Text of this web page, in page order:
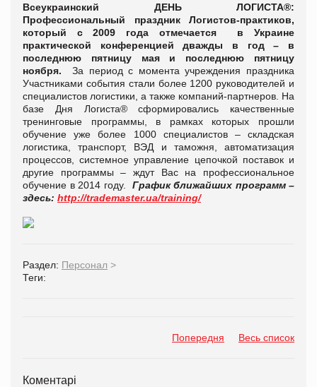
Всеукраинский ДЕНЬ ЛОГИСТА®:
Профессиональный праздник Логистов-практиков,
который с 2009 года отмечается в Украине
практической конференцией дважды в год – в
последнюю пятницу мая и последнюю пятницу
ноября.За период с момента учреждения праздника
Участниками события стали более 1200 руководителей и
специалистов логистики, а также компаний-партнеров. На
базе Дня Логиста® сформировались качественные
тренинговые программы, в рамках которых прошли
обучение уже более 1000 специалистов – складская
логистика, транспорт, ВЭД и таможня, автоматизация
процессов, системное управление цепочкой поставок и
другие программы – ждут Вас на профессиональное
обучение в 2014 году. График ближайших программ –
здесь: http://trademaster.ua/training/
Раздел: Персонал >
Теги:
Попередня Весь список
Коментарі